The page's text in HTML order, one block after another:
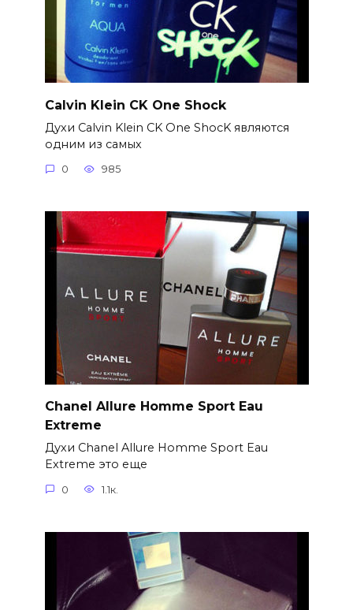
Calvin Klein CK One Shock
Духи Calvin Klein CK One ShocK являются
одним из самых
0 985
Chanel Allure Homme Sport Eau
Extreme
Духи Chanel Allure Homme Sport Eau
Extreme это еще
0 1.1к.